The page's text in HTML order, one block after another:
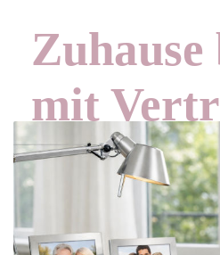
mit
Wir begleiten
Brandenburg